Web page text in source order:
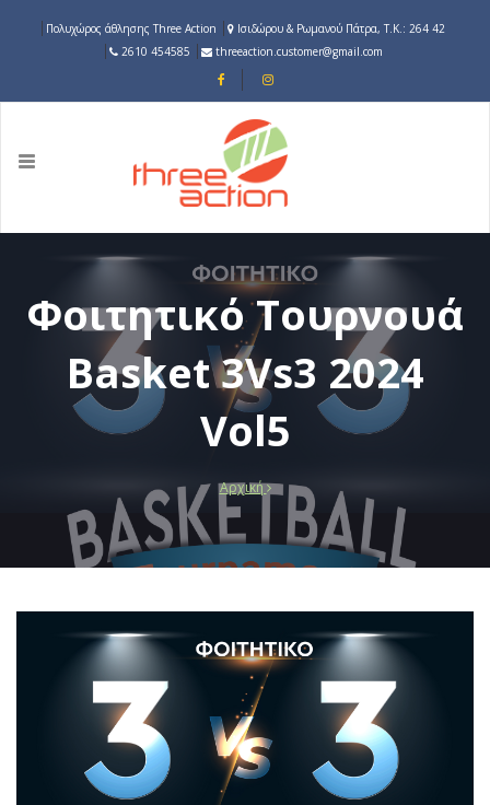
περιεχόμενο
Πολυχώρος άθλησης Three Action
Ισιδώρου & Ρωμανού Πάτρα, Τ.Κ.: 264 42
2610 454585
threeaction.customer@gmail.com
Toggle
Κεντρική
πλοήγηση
Φοιτητικό Τουρνουά
Basket 3Vs3 2024
Vol5
Breadcrumb Αρχική